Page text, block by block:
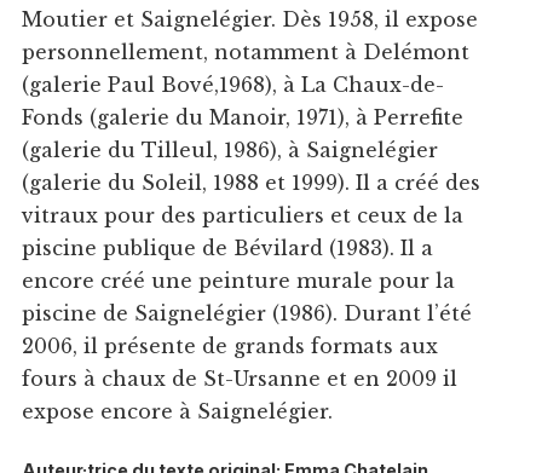
Moutier et Saignelégier. Dès 1958, il expose
personnellement, notamment à Delémont
(galerie Paul Bové,1968), à La Chaux-de-
Fonds (galerie du Manoir, 1971), à Perrefite
(galerie du Tilleul, 1986), à Saignelégier
(galerie du Soleil, 1988 et 1999). Il a créé des
vitraux pour des particuliers et ceux de la
piscine publique de Bévilard (1983). Il a
encore créé une peinture murale pour la
piscine de Saignelégier (1986). Durant l’été
2006, il présente de grands formats aux
fours à chaux de St-Ursanne et en 2009 il
expose encore à Saignelégier.